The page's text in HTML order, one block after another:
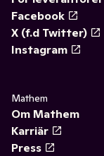
Facebook
X (f.d Twitter)
Instagram
Mathem
Om Mathem
Karriär
Press